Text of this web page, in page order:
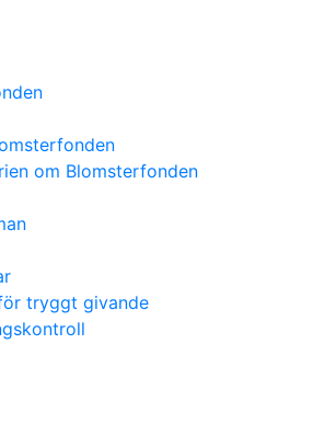
om Blomsterfonden
tryggt givande